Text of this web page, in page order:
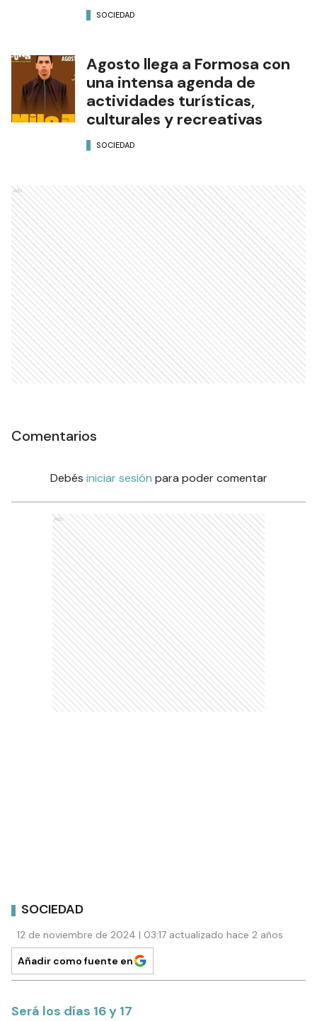
SOCIEDAD
Agosto llega a Formosa con
una intensa agenda de
actividades turísticas,
culturales y recreativas
SOCIEDAD
Ads
Comentarios
Debés iniciar sesión para poder comentar
Ads
SOCIEDAD
12 de noviembre de 2024 | 03:17 actualizado hace 2 años
Añadir como fuente en
Será los días 16 y 17